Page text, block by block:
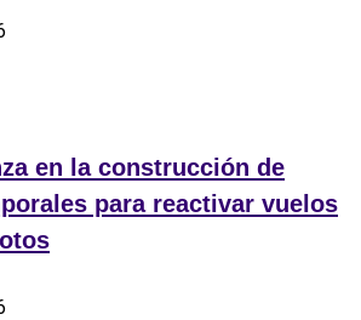
en la construcción de
para reactivar vuelos